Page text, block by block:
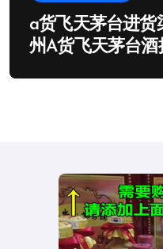
a货飞天茅台进货
州A货飞天茅台酒